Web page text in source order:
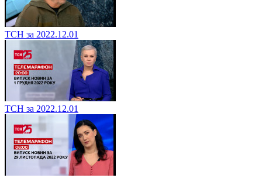
ТСН за 2022.12.01
ТСН за 2022.12.01